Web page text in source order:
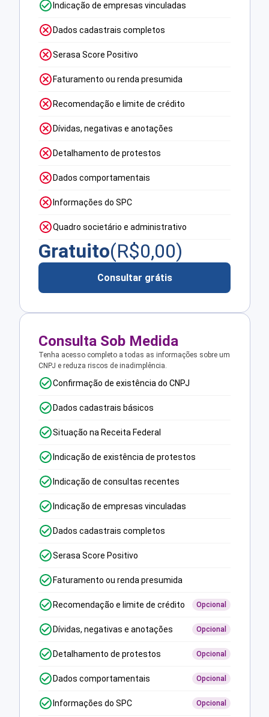
Indicação de empresas vinculadas
Dados cadastrais completos
Serasa Score Positivo
Faturamento ou renda presumida
Recomendação e limite de crédito
Dívidas, negativas e anotações
Detalhamento de protestos
Dados comportamentais
Informações do SPC
Quadro societário e administrativo
Gratuito(R$0,00)
Consultar grátis
Consulta Sob Medida
Tenha acesso completo a todas as informações sobre um
CNPJ e reduza riscos de inadimplência.
Confirmação de existência do CNPJ
Dados cadastrais básicos
Situação na Receita Federal
Indicação de existência de protestos
Indicação de consultas recentes
Indicação de empresas vinculadas
Dados cadastrais completos
Serasa Score Positivo
Faturamento ou renda presumida
Recomendação e limite de crédito Opcional
Dívidas, negativas e anotações Opcional
Detalhamento de protestos Opcional
Dados comportamentais Opcional
Informações do SPC Opcional